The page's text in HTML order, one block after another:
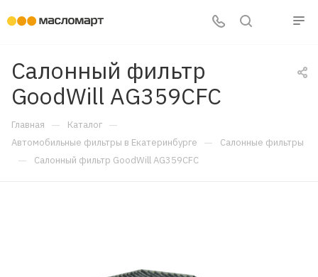
Салонный фильтр
GoodWill AG359CFC
Главная — Каталог —
Автомобильные фильтры в Екатеринбурге — Салонные фильтры
— Салонный фильтр GoodWill AG359CFC